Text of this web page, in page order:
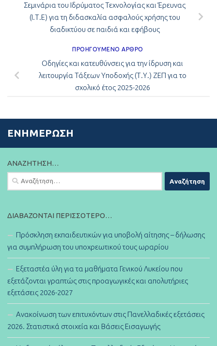
Σεμινάρια του Ιδρύματος Τεχνολογίας και Έρευνας
(Ι.Τ.Ε) για τη διδασκαλία ασφαλούς χρήσης του
διαδικτύου σε παιδιά και εφήβους
ΠΡΟΗΓΟΎΜΕΝΟ ΆΡΘΡΟ
Οδηγίες και κατευθύνσεις για την ίδρυση και
λειτουργία Τάξεων Υποδοχής (Τ.Υ.) ΖΕΠ για το
σχολικό έτος 2025-2026
ΕΝΗΜΈΡΩΣΗ
ΑΝΑΖΉΤΗΣΗ…
Αναζήτηση
για:
ΔΙΑΒΆΖΟΝΤΑΙ ΠΕΡΙΣΣΌΤΕΡΟ…
Πρόσκληση εκπαιδευτικών για υποβολή αίτησης – δήλωσης
για συμπλήρωση του υποχρεωτικού τους ωραρίου
Εξεταστέα ύλη για τα μαθήματα Γενικού Λυκείου που
εξετάζονται γραπτώς στις προαγωγικές και απολυτήριες
εξετάσεις 2026-2027
Ανακοίνωση των επιτυχόντων στις Πανελλαδικές εξετάσεις
2026. Στατιστικά στοιχεία και Βάσεις Εισαγωγής